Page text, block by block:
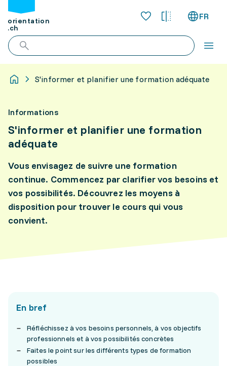
orientation
.ch
FR
S'informer et planifier une formation adéquate
Informations
S'informer et planifier une formation
adéquate
Vous envisagez de suivre une formation
continue. Commencez par clarifier vos besoins et
vos possibilités. Découvrez les moyens à
disposition pour trouver le cours qui vous
convient.
En bref
Réfléchissez à vos besoins personnels, à vos objectifs
professionnels et à vos possibilités concrètes
Faites le point sur les différents types de formation
possibles